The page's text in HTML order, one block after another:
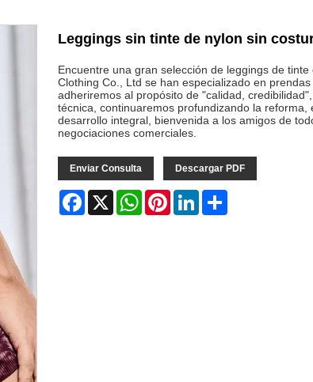
Leggings sin tinte de nylon sin
Encuentre una gran selección de leggings de
Clothing Co., Ltd se han especializado en
adheriremos al propósito de "calidad,
técnica, continuaremos profundizando la
desarrollo integral, bienvenida a los amigos de
negociaciones comerciales.
Enviar Consulta Descargar PDF
Facebook
X WhatsAppPinterestLinkedIn